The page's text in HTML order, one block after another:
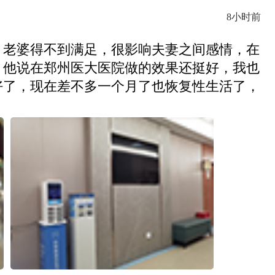
8小时前
婆得不到满足，很影响夫妻之间感情，在
说在郑州医大医院做的效果还挺好，我也
，现在差不多一个月了也恢复性生活了，